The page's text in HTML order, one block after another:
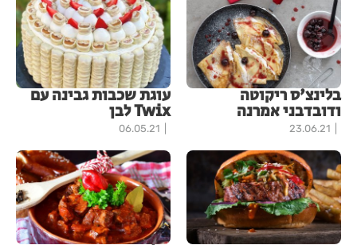
בלינצ'ס ריקוטה
ודובדבני אמרנה
23.06.21
עוגת שכבות גבינה עם
Twix לבן
06.05.21